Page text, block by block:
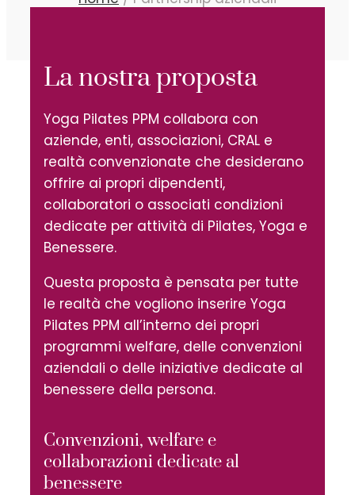
La nostra proposta
Yoga Pilates PPM collabora con
aziende, enti, associazioni, CRAL e
realtà convenzionate che desiderano
offrire ai propri dipendenti,
collaboratori o associati condizioni
dedicate per attività di Pilates, Yoga e
Benessere.
Questa proposta è pensata per tutte
le realtà che vogliono inserire Yoga
Pilates PPM all’interno dei propri
programmi welfare, delle convenzioni
aziendali o delle iniziative dedicate al
benessere della persona.
Convenzioni, welfare e
collaborazioni dedicate al
benessere